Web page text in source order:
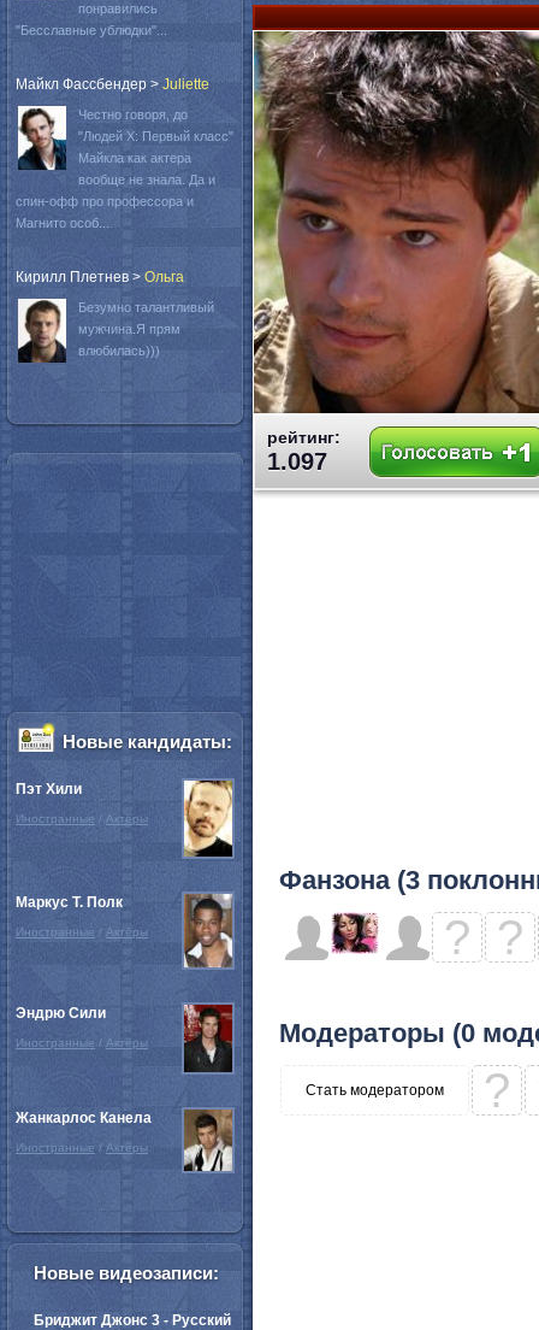
рейтинг:
1.097
Фанзона (3
? ?
Модераторы (0
Стать модератором ?
понравились
"Бесславные ублюдки"...
Майкл Фассбендер > Juliette
Честно говоря, до
"Людей Х: Первый класс"
Майкла как актера
вообще не знала. Да и
спин-офф про профессора и
Магнито особ...
Кирилл Плетнев > Oльга
Безумно талантливый
мужчина.Я прям
влюбилась)))
Новые кандидаты:
Пэт Хили
Иностранные / Актёры
Маркус Т. Полк
Иностранные / Актёры
Эндрю Сили
Иностранные / Актёры
Жанкарлос Канела
Иностранные / Актёры
Новые видеозаписи:
Бриджит Джонс 3 - Русский